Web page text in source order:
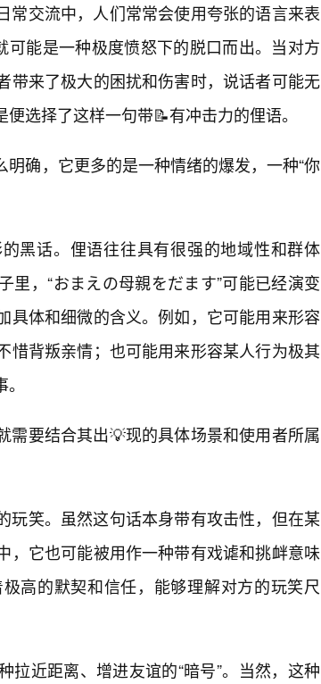
常交流中，人们常常会使用夸张的语言来表
可能是一种极度愤怒下的脱口而出。当对方
带来了极大的困扰和伤害时，说话者可能无
选择了这样一句带📝有冲击力的俚语。
确，它更多的是一种情绪的爆发，一种“你
黑话。俚语往往具有很强的地域性和群体
，“おまえの母親をだます”可能已经演变
具体和细微的含义。例如，它可能用来形容
惜背叛亲情；也可能用来形容某人行为极其
需要结合其出💡现的具体场景和使用者所属
玩笑。虽然这句话本身带有攻击性，但在某
，它也可能被用作一种带有戏谑和挑衅意味
高的默契和信任，能够理解对方的玩笑尺
近距离、增进友谊的“暗号”。当然，这种